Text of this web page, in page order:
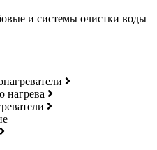
и системы очистки воды
нагрева